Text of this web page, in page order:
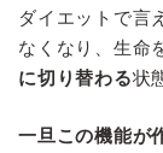
ダイエットで言
なくなり、生命
に切り替わる状
一旦この機能が